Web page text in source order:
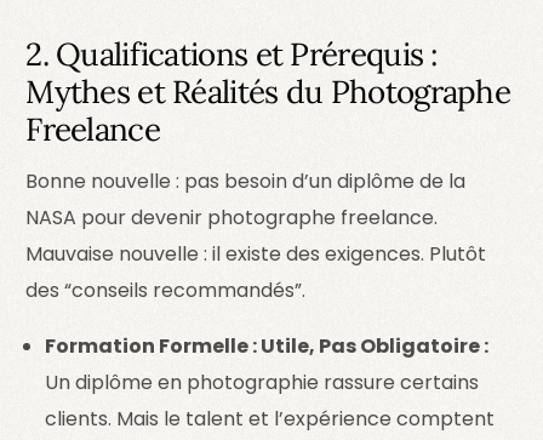
2. Qualifications et Prérequis :
Mythes et Réalités du Photographe
Freelance
Bonne nouvelle : pas besoin d’un diplôme de la
NASA pour devenir photographe freelance.
Mauvaise nouvelle : il existe des exigences. Plutôt
des “conseils recommandés”.
Formation Formelle : Utile, Pas Obligatoire :
Un diplôme en photographie rassure certains
clients. Mais le talent et l’expérience comptent